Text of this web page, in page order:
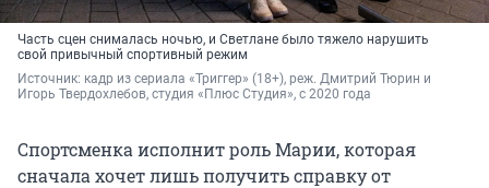
Часть сцен снималась ночью, и Светлане было тяжело нарушить
свой привычный спортивный режим
Источник: кадр из сериала «Триггер» (18+), реж. Дмитрий Тюрин и
Игорь Твердохлебов, студия «Плюс Студия», с 2020 года
Спортсменка исполнит роль Марии, которая
сначала хочет лишь получить справку от